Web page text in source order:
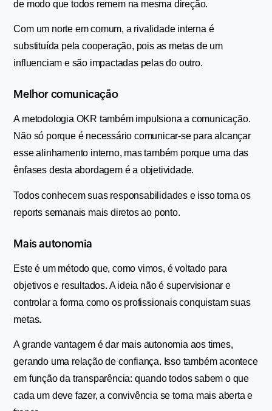
de modo que todos remem na mesma direção.
Com um norte em comum, a rivalidade interna é
substituída pela cooperação, pois as metas de um
influenciam e são impactadas pelas do outro.
Melhor comunicação
A metodologia OKR também impulsiona a comunicação.
Não só porque é necessário comunicar-se para alcançar
esse alinhamento interno, mas também porque uma das
ênfases desta abordagem é a objetividade.
Todos conhecem suas responsabilidades e isso torna os
reports semanais mais diretos ao ponto.
Mais autonomia
Este é um método que, como vimos, é voltado para
objetivos e resultados. A ideia não é supervisionar e
controlar a forma como os profissionais conquistam suas
metas.
A grande vantagem é dar mais autonomia aos times,
gerando uma relação de confiança. Isso também acontece
em função da transparência: quando todos sabem o que
cada um deve fazer, a convivência se torna mais aberta e